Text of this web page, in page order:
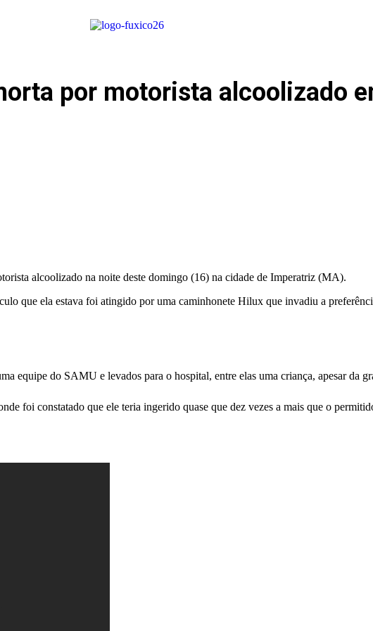
por motorista alcoolizado
alcoolizado na noite deste domingo (16) na cidade de Imperatriz (MA).
que ela estava foi atingido por uma caminhonete Hilux que invadiu a
equipe do SAMU e levados para o hospital, entre elas uma criança, apesar da
foi constatado que ele teria ingerido quase que dez vezes a mais que o